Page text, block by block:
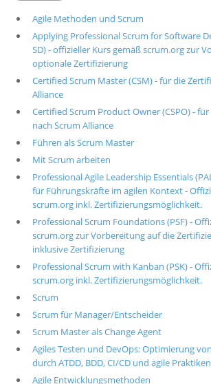
Agile Methoden und Scrum
Applying Professional Scrum for Software
SD) - offizieller Kurs gemäß scrum.org zur
optionale Zertifizierung
Certified Scrum Master (CSM) - für die
Alliance
Certified Scrum Product Owner (CSPO) -
nach Scrum Alliance
Führen als Scrum Master
Mit Scrum arbeiten
Professional Agile Leadership Essentials
für Führungskräfte im agilen Kontext -
scrum.org inkl. Zertifizierungsmöglichkeit.
Professional Scrum Foundations (PSF) -
scrum.org zur Vorbereitung auf die
inklusive Zertifizierung
Professional Scrum with Kanban (PSK) -
scrum.org inkl. Zertifizierungsmöglichkeit.
Scrum
Scrum für Manager/Entscheider
Scrum Master als Change Agent
Agiles Testen und DevOps: Optimierung
durch ATDD, BDD, CI/CD und agile Praktiken
Agile Entwicklungsmethoden